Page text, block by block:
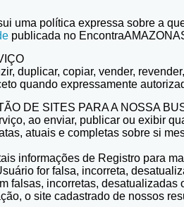
uma política expressa sobre a
publicada no
duplicar, copiar, vender,
quando expressamente
DE SITES PARA A NOSSA
ao enviar, publicar ou exibir
atuais e completas sobre si
informações de Registro para
for falsa, incorreta,
falsas, incorretas,
o site cadastrado de nossos